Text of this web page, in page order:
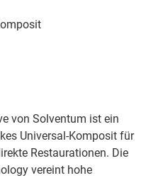
von Solventum ist ein
Universal-Komposit für
Restaurationen. Die
vereint hohe